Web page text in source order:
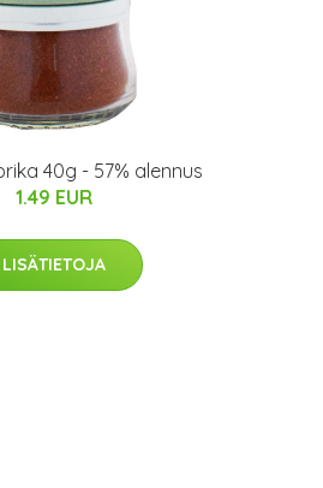
40g - 57% alennus
1.49 EUR
LISÄTIETOJA